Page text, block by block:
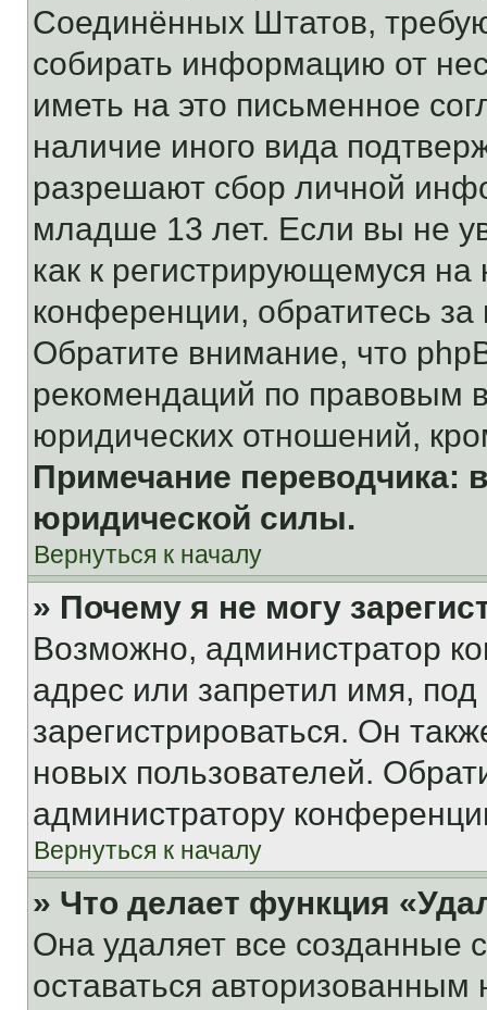
Соединённых Штатов,
собирать информацию от
иметь на это письменное
наличие иного вида
разрешают сбор личной
младше 13 лет. Если вы не
как к регистрирующемуся
конференции, обратитесь
Обратите внимание, что
рекомендаций по правовым
юридических отношений,
Примечание переводчика:
юридической силы.
Вернуться к началу
» Почему я не могу
Возможно, администратор
адрес или запретил имя,
зарегистрироваться. Он
новых пользователей.
администратору
Вернуться к началу
» Что делает функция
Она удаляет все созданные
оставаться